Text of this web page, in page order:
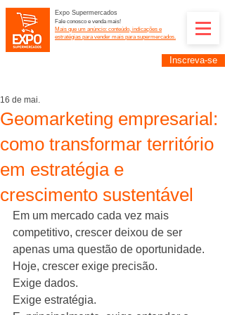
Expo Supermercados
Fale conosco e venda mais!
Mais que um anúncio: conteúdo, indicações e
estratégias para vender mais para supermercados.
Inscreva-se
Geomarketing empresarial:
como transformar território
em estratégia e
crescimento sustentável
16 de mai.
Em um mercado cada vez mais
competitivo, crescer deixou de ser
apenas uma questão de oportunidade.
Hoje, crescer exige precisão.
Exige dados.
Exige estratégia.